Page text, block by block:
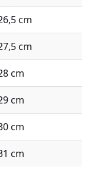
cm
cm
cm
cm
cm
cm